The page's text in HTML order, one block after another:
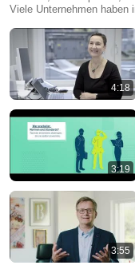
Viele Unternehmen haben
Ansätze, Bauen effizienter
4:18
3:19
3:55